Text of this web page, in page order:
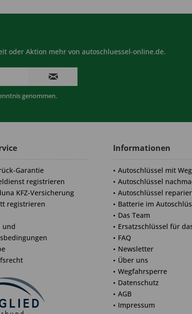
oder Aktion mehr von autoschluessel-online.de.
genommen.
Garantie
registrieren
KFZ-Versicherung
registrieren
und
Informationen
Autoschlüssel mit
Autoschlüssel
Autoschlüssel
Batterie im
Das Team
Ersatzschlüssel für
FAQ
Newsletter
Über uns
Wegfahrsperre
Datenschutz
AGB
Impressum